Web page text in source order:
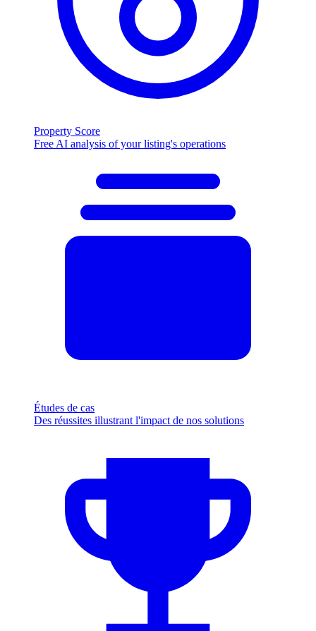
Property Score
Free AI analysis of your listing's operations
Études de cas
Des réussites illustrant l'impact de nos solutions